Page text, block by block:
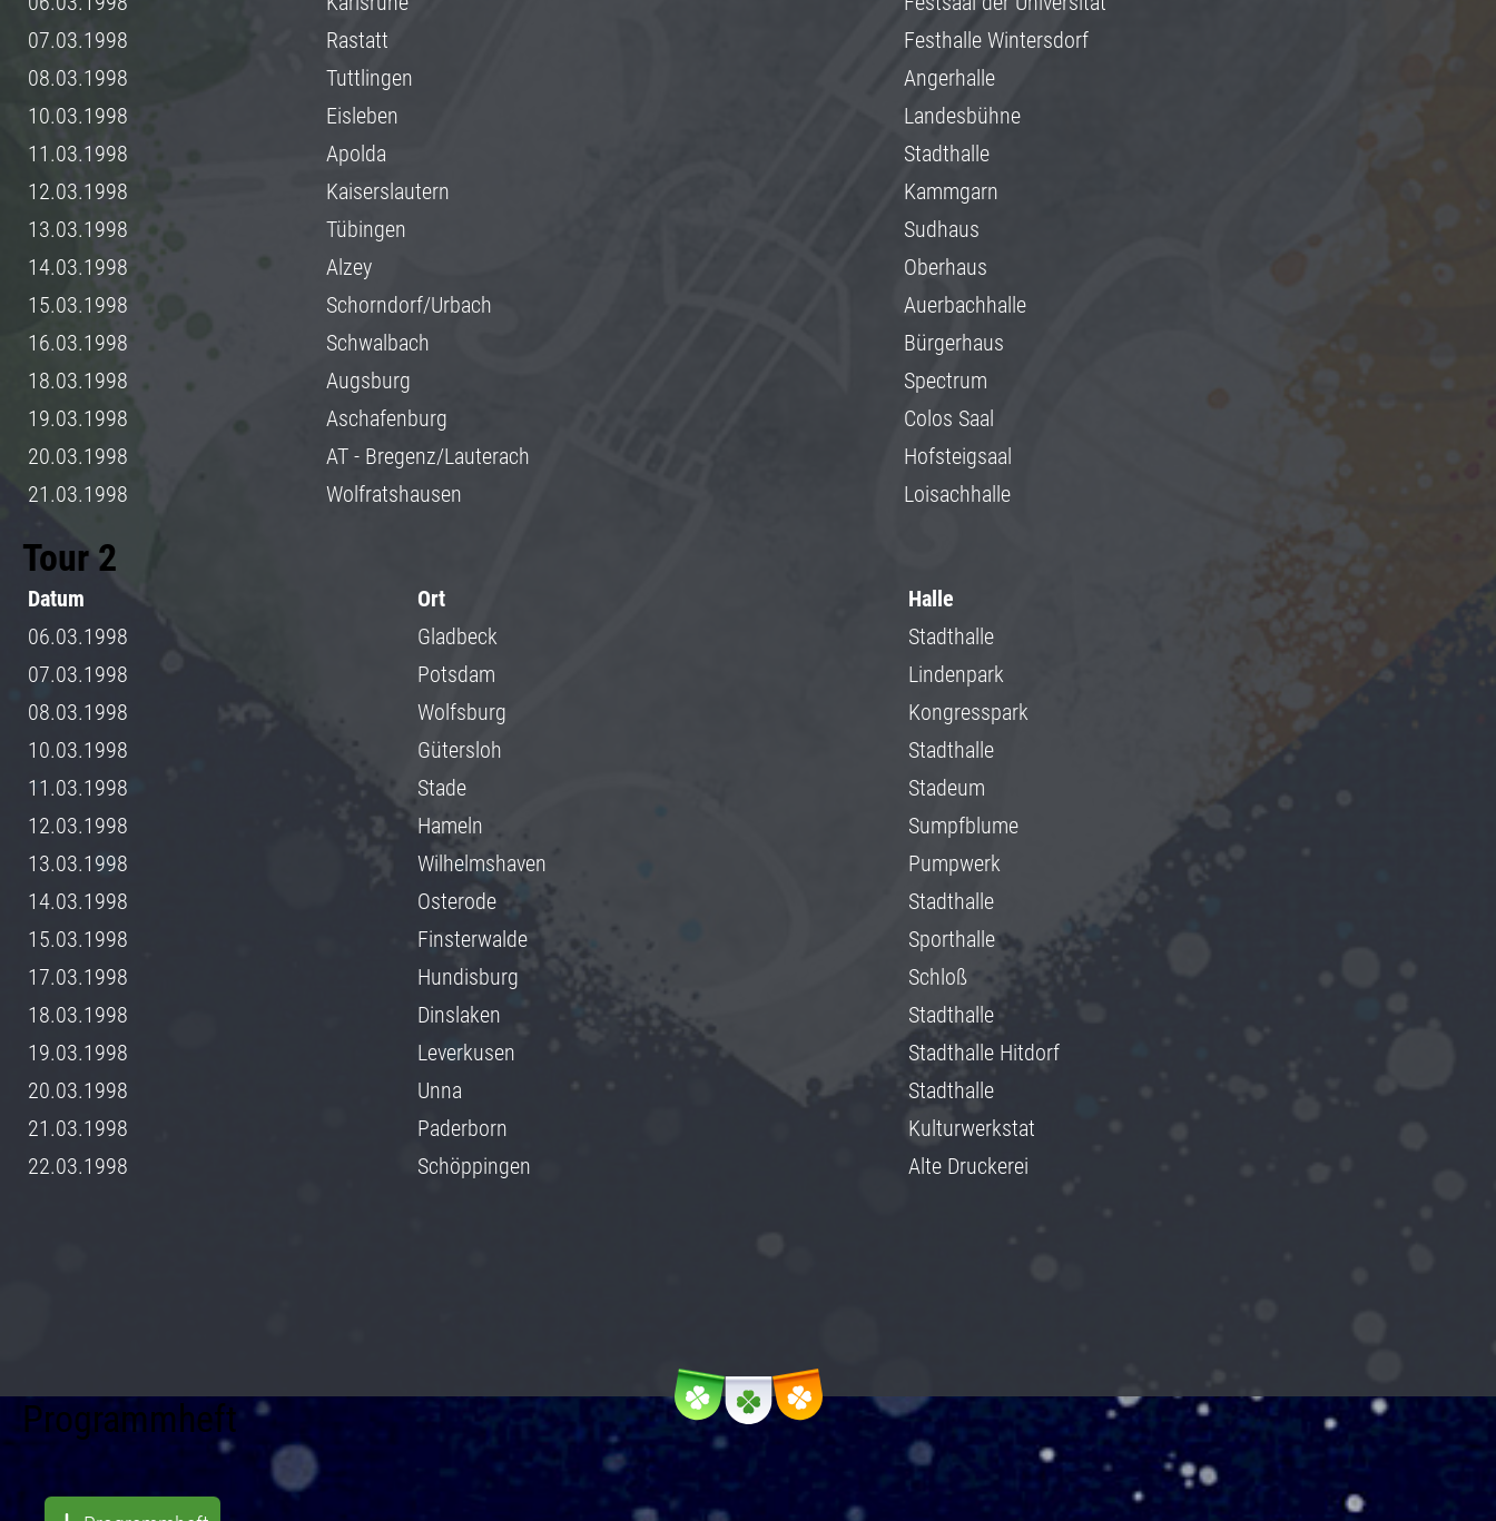
07.03.1998
Rastatt
Festhalle Wintersdorf
08.03.1998
Tuttlingen
Angerhalle
10.03.1998
Eisleben
Landesbühne
11.03.1998
Apolda
Stadthalle
12.03.1998
Kaiserslautern
Kammgarn
13.03.1998
Tübingen
Sudhaus
14.03.1998
Alzey
Oberhaus
15.03.1998
Schorndorf/Urbach
Auerbachhalle
16.03.1998
Schwalbach
Bürgerhaus
18.03.1998
Augsburg
Spectrum
19.03.1998
Aschafenburg
Colos Saal
20.03.1998
AT - Bregenz/Lauterach
Hofsteigsaal
21.03.1998
Wolfratshausen Loisachhalle
Tour 2
Datum Ort
Halle
06.03.1998
Gladbeck
Stadthalle
07.03.1998
Potsdam
Lindenpark
08.03.1998
Wolfsburg
Kongresspark
10.03.1998
Gütersloh
Stadthalle
11.03.1998
Stade
Stadeum
12.03.1998
Hameln
Sumpfblume
13.03.1998
Wilhelmshaven
Pumpwerk
14.03.1998
Osterode
Stadthalle
15.03.1998
Finsterwalde
Sporthalle
17.03.1998
Hundisburg
Schloß
18.03.1998
Dinslaken
Stadthalle
19.03.1998
Leverkusen
Stadthalle Hitdorf
20.03.1998
Unna
Stadthalle
21.03.1998
Paderborn
Kulturwerkstat
22.03.1998
Schöppingen Alte Druckerei
Programmheft